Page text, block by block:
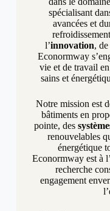
spécialisant
avancées et
l’innovation,
Econormway
vie et de travail
sains et
Notre mission est
bâtiments en
pointe, des
renouvelables
énergétique
Econormway est à
recherche
engagement